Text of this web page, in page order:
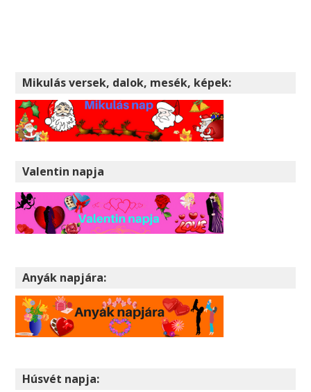
Mikulás versek, dalok, mesék, képek:
Valentin napja
Anyák napjára:
Húsvét napja: